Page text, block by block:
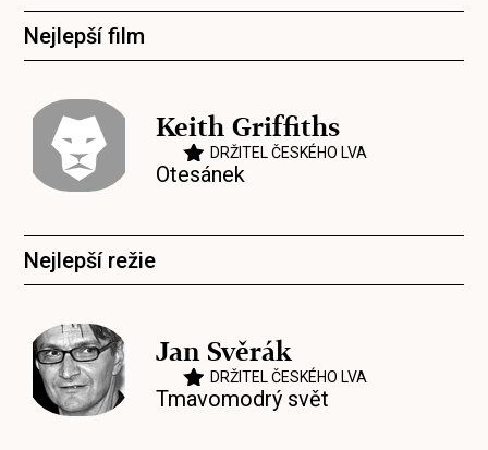
Nejlepší film
Keith Griffiths
DRŽITEL ČESKÉHO LVA
Otesánek
Nejlepší režie
Jan Svěrák
DRŽITEL ČESKÉHO LVA
Tmavomodrý svět